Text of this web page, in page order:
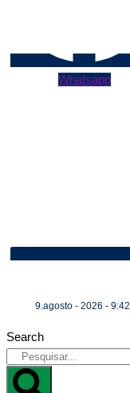
Whatsapp
9.agosto - 2026 - 9:42
Search